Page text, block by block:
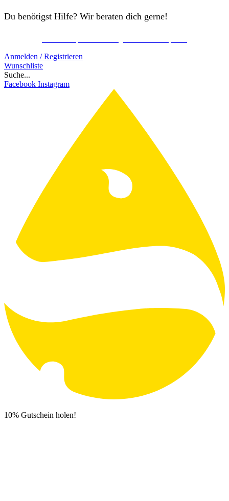
Du benötigst Hilfe? Wir beraten dich gerne!
Anmelden / Registrieren
Wunschliste
Suche...
Facebook Instagram
10% Gutschein holen!